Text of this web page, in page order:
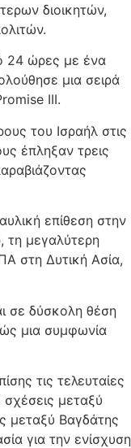
διοικητών,
24 ώρες με ένα
μια σειρά
III.
του Ισραήλ στις
έπληξαν τρεις
επίθεση στην
τη μεγαλύτερη
στη Δυτική Ασία,
σε δύσκολη θέση
μια συμφωνία
τις τελευταίες
σχέσεις μεταξύ
μεταξύ Βαγδάτης
για την ενίσχυση